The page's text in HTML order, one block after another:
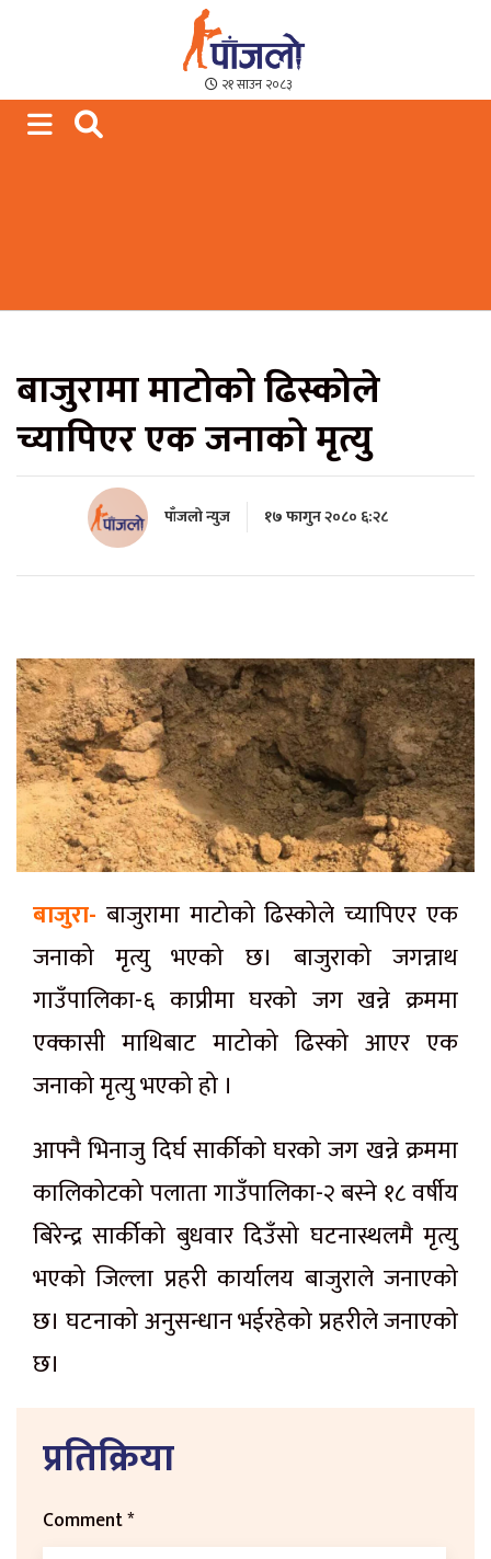
Paajalo News
We are from Far West Nepal
२१ साउन २०८३
बाजुरामा माटोको ढिस्कोले
च्यापिएर एक जनाको मृत्यु
पाँजलो न्युज १७ फागुन २०८० ६:२८
बाजुरा- बाजुरामा माटोको ढिस्कोले च्यापिएर एक
जनाको मृत्यु भएको छ। बाजुराको जगन्नाथ
गाउँपालिका-६ काप्रीमा घरको जग खन्ने क्रममा
एक्कासी माथिबाट माटोको ढिस्को आएर एक
जनाको मृत्यु भएको हो ।
आफ्नै भिनाजु दिर्घ सार्कीको घरको जग खन्ने क्रममा
कालिकोटको पलाता गाउँपालिका-२ बस्ने १८ वर्षीय
बिरेन्द्र सार्कीको बुधवार दिउँसो घटनास्थलमै मृत्यु
भएको जिल्ला प्रहरी कार्यालय बाजुराले जनाएको
छ। घटनाको अनुसन्धान भईरहेको प्रहरीले जनाएको
छ।
प्रतिक्रिया
Comment*